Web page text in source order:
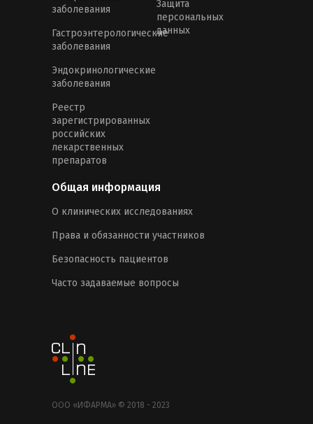
заболевания
Гастроэнтерологические
заболевания
Эндокринологические
заболевания
Реестр
зарегистрированных
российских
лекарственных
препаратов
Защита
персональных
данных
Общая информация
О клинических исследованиях
Права и обязанности участников
Безопасность пациентов
Часто задаваемые вопросы
ООО «ИФАРМА» © 2018 - 2023